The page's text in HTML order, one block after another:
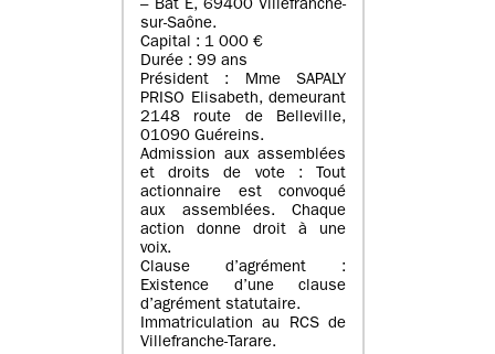
– Bât E, 69400 Villefranche-
sur-Saône.
Capital : 1 000 €
Durée : 99 ans
Président : Mme SAPALY
PRISO Elisabeth, demeurant
2148 route de Belleville,
01090 Guéreins.
Admission aux assemblées
et droits de vote : Tout
actionnaire est convoqué
aux assemblées. Chaque
action donne droit à une
voix.
Clause d’agrément :
Existence d’une clause
d’agrément statutaire.
Immatriculation au RCS de
Villefranche-Tarare.